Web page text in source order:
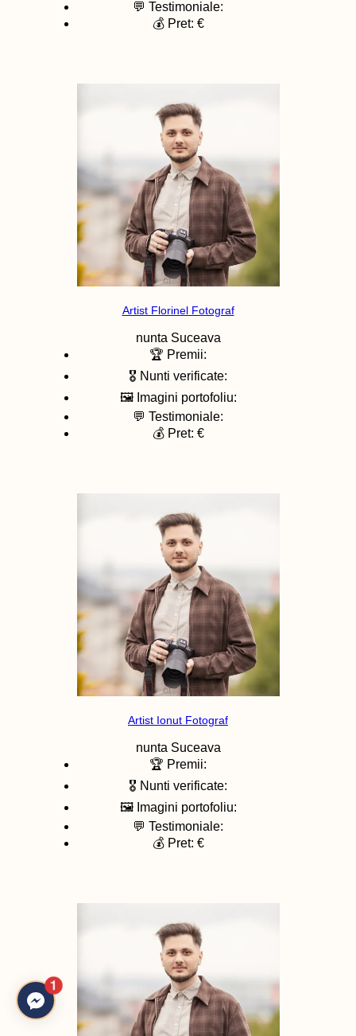
💬 Testimoniale:
💰 Pret: €
Artist Florinel Fotograf
nunta Suceava
🏆 Premii:
🎖️ Nunti verificate:
🖼️ Imagini portofoliu:
💬 Testimoniale:
💰 Pret: €
Artist Ionut Fotograf
nunta Suceava
🏆 Premii:
🎖️ Nunti verificate:
🖼️ Imagini portofoliu:
💬 Testimoniale:
💰 Pret: €